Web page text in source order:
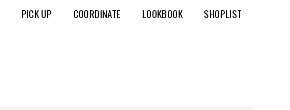
PICK UP COORDINATE LOOKBOOK SHOPLIST